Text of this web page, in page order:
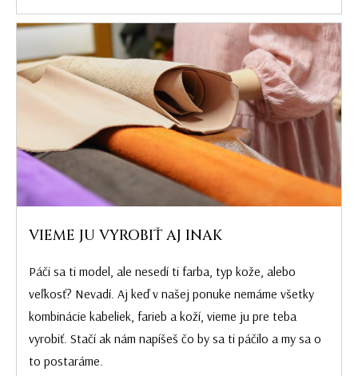
VIEME JU VYROBIŤ AJ INAK
Páči sa ti model, ale nesedí ti farba, typ kože, alebo
veľkosť? Nevadí. Aj keď v našej ponuke nemáme všetky
kombinácie kabeliek, farieb a koží, vieme ju pre teba
vyrobiť. Stačí ak nám napíšeš čo by sa ti páčilo a my sa o
to postaráme.